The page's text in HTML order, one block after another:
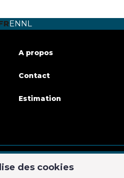
3
des cookies
EN NL
A propos
Contact
Estimation